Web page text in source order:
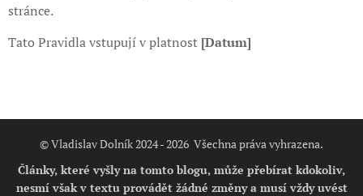
stránce.
Tato Pravidla vstupují v platnost [Datum]
© Vladislav Dolník 2024 - 2026 Všechna práva vyhrazena.
Články, které vyšly na tomto blogu, může přebírat kdokoliv,
nesmí však v textu provádět žádné změny a musí vždy uvést